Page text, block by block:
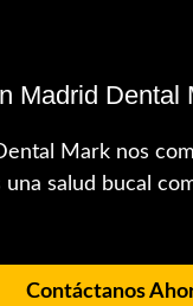
Madrid Dental
Mark nos
una salud bucal
Contáctanos